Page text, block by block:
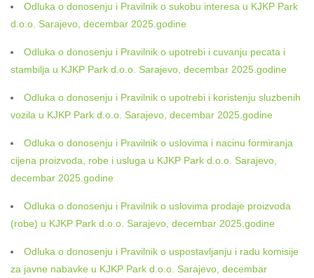
Odluka o donosenju i Pravilnik o sukobu interesa u KJKP Park
d.o.o. Sarajevo, decembar 2025.godine
Odluka o donosenju i Pravilnik o upotrebi i cuvanju pecata i
stambilja u KJKP Park d.o.o. Sarajevo, decembar 2025.godine
Odluka o donosenju i Pravilnik o upotrebi i koristenju sluzbenih
vozila u KJKP Park d.o.o. Sarajevo, decembar 2025.godine
Odluka o donosenju i Pravilnik o uslovima i nacinu formiranja
cijena proizvoda, robe i usluga u KJKP Park d.o.o. Sarajevo,
decembar 2025.godine
Odluka o donosenju i Pravilnik o uslovima prodaje proizvoda
(robe) u KJKP Park d.o.o. Sarajevo, decembar 2025.godine
Odluka o donosenju i Pravilnik o uspostavljanju i radu komisije
za javne nabavke u KJKP Park d.o.o. Sarajevo, decembar